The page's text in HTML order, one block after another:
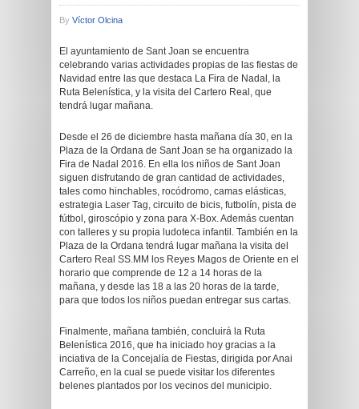
By Víctor Olcina
El ayuntamiento de Sant Joan se encuentra
celebrando varias actividades propias de las fiestas de
Navidad entre las que destaca La Fira de Nadal, la
Ruta Belenística, y la visita del Cartero Real, que
tendrá lugar mañana.
Desde el 26 de diciembre hasta mañana día 30, en la
Plaza de la Ordana de Sant Joan se ha organizado la
Fira de Nadal 2016. En ella los niños de Sant Joan
siguen disfrutando de gran cantidad de actividades,
tales como hinchables, rocódromo, camas elásticas,
estrategia Laser Tag, circuito de bicis, futbolín, pista de
fútbol, giroscópio y zona para X-Box. Además cuentan
con talleres y su propia ludoteca infantil. También en la
Plaza de la Ordana tendrá lugar mañana la visita del
Cartero Real SS.MM los Reyes Magos de Oriente en el
horario que comprende de 12 a 14 horas de la
mañana, y desde las 18 a las 20 horas de la tarde,
para que todos los niños puedan entregar sus cartas.
Finalmente, mañana también, concluirá la Ruta
Belenística 2016, que ha iniciado hoy gracias a la
inciativa de la Concejalía de Fiestas, dirigida por Anai
Carreño, en la cual se puede visitar los diferentes
belenes plantados por los vecinos del municipio.